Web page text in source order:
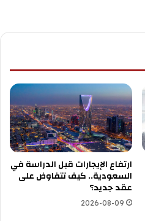
ارتفاع الإيجارات قبل الدراسة في
السعودية.. كيف تتفاوض على
عقد جديد؟
2026-08-09